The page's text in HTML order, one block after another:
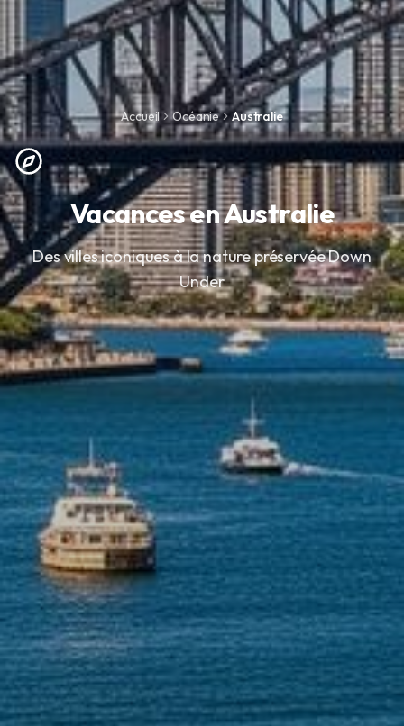
Accueil Océanie Australie
Vacances en Australie
Des villes iconiques à la nature préservée Down
Under